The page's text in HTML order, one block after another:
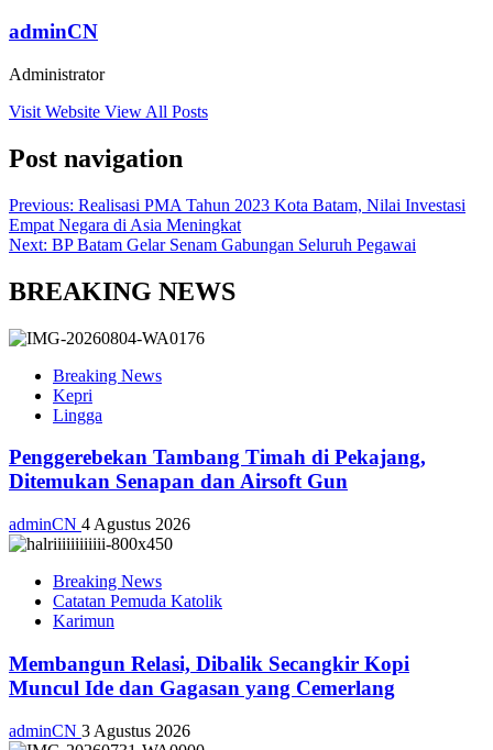
adminCN
Administrator
Visit Website View All Posts
Post navigation
Previous: Realisasi PMA Tahun 2023 Kota Batam, Nilai Investasi
Empat Negara di Asia Meningkat
Next: BP Batam Gelar Senam Gabungan Seluruh Pegawai
BREAKING NEWS
Breaking News
Kepri
Lingga
Penggerebekan Tambang Timah di Pekajang,
Ditemukan Senapan dan Airsoft Gun
adminCN 4 Agustus 2026
Breaking News
Catatan Pemuda Katolik
Karimun
Membangun Relasi, Dibalik Secangkir Kopi
Muncul Ide dan Gagasan yang Cemerlang
adminCN 3 Agustus 2026